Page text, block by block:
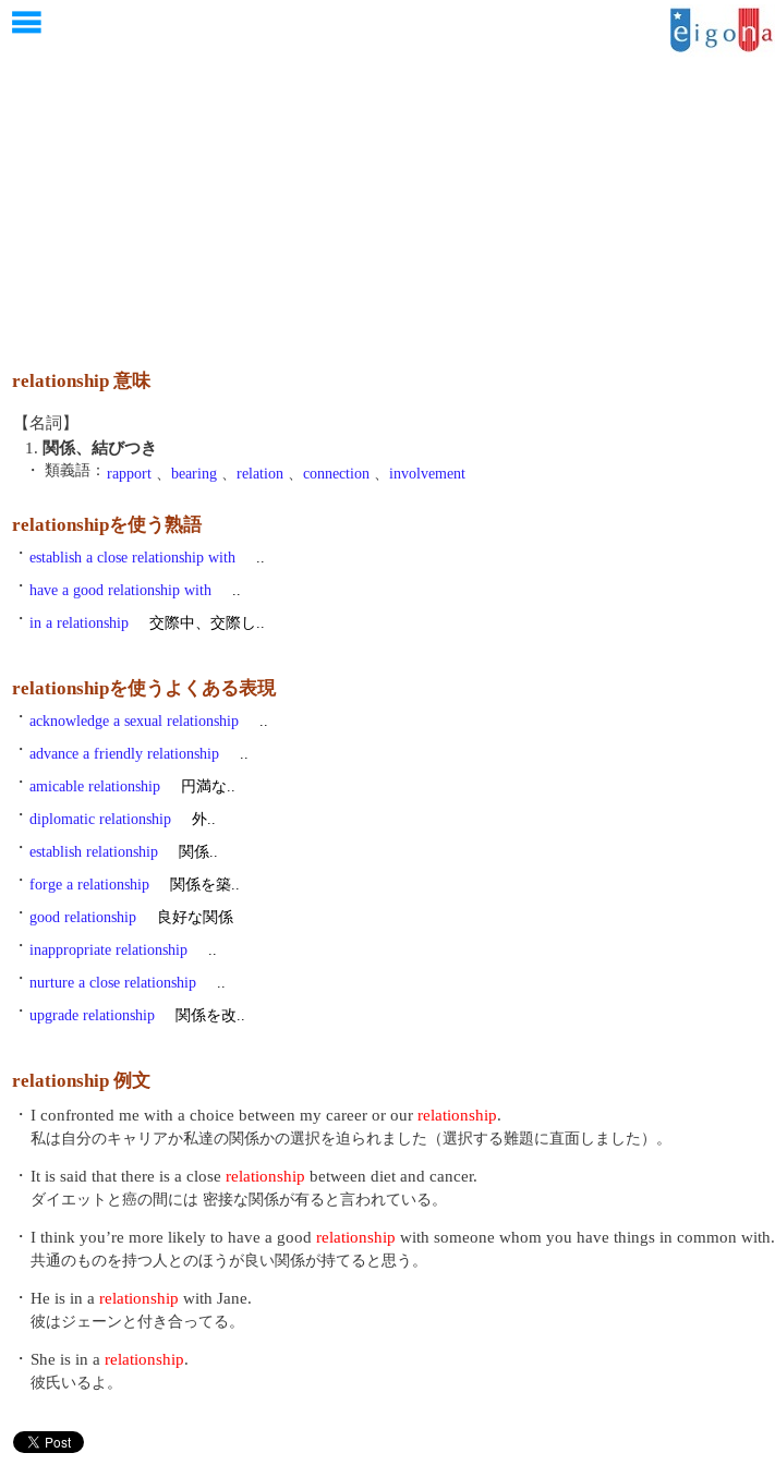
relationship 意味
【名詞】
1. 関係、結びつき
・ 類義語： rapport 、 bearing 、 relation 、 connection 、 involvement
relationshipを使う熟語
・ establish a close relationship with
..
・ have a good relationship with
..
・ in a relationship 交際中、交際し..
relationshipを使うよくある表現
・ acknowledge a sexual relationship
..
・ advance a friendly relationship
..
・ amicable relationship
円満な..
・ diplomatic relationship
外..
・ establish relationship
関係..
・ forge a relationship
関係を築..
・ good relationship
良好な関係
・ inappropriate relationship
..
・ nurture a close relationship
..
・ upgrade relationship 関係を改..
relationship 例文
・ I confronted me with a choice between my career or our relationship.
私は自分のキャリアか私達の関係かの選択を迫られました（選択する難題に直面しました）。
・ It is said that there is a close relationship between diet and cancer.
ダイエットと癌の間には 密接な関係が有ると言われている。
・ I think you’re more likely to have a good relationship with someone whom you have things in common with.
共通のものを持つ人とのほうが良い関係が持てると思う。
・ He is in a relationship with Jane.
彼はジェーンと付き合ってる。
・ She is in a relationship.
彼氏いるよ。